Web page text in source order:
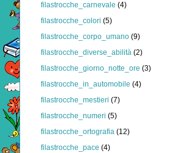
filastrocche_carnevale (4)
filastrocche_colori (5)
filastrocche_corpo_umano (9)
filastrocche_diverse_abilità (2)
filastrocche_giorno_notte_ore (3)
filastrocche_in_automobile (4)
filastrocche_mestieri (7)
filastrocche_numeri (5)
filastrocche_ortografia (12)
filastrocche_pace (4)